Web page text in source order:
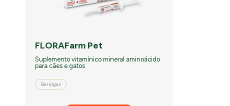
FLORAFarm Pet
Suplemento vitamínico mineral aminoácido
para cães e gatos
Seringas